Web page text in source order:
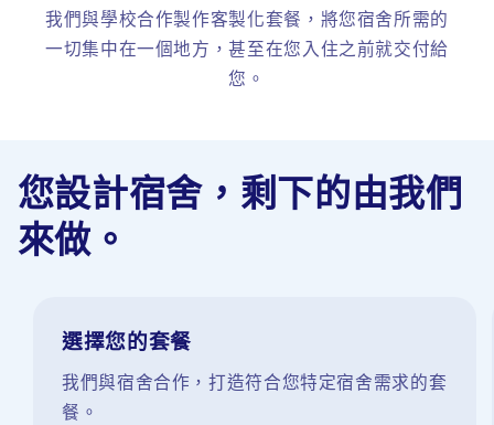
我們與學校合作製作客製化套餐，將您宿舍所需的
一切集中在一個地方，甚至在您入住之前就交付給
您。
您設計宿舍，剩下的由我們
來做。
選擇您的套餐
我們與宿舍合作，打造符合您特定宿舍需求的套
餐。